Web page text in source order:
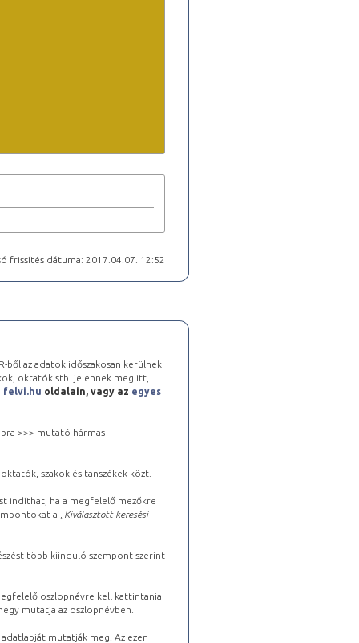
frissítés dátuma: 2017.04.07. 12:52
ből az adatok időszakosan kerülnek
oktatók stb. jelennek meg itt,
felvi.hu oldalain, vagy az egyes
>>> mutató hármas
szakok és tanszékek közt.
indíthat, ha a megfelelő mezőkre
a „ Kiválasztott keresési
több kiinduló szempont szerint
oszlopnévre kell kattintania
mutatja az oszlopnévben.
mutatják meg. Az ezen